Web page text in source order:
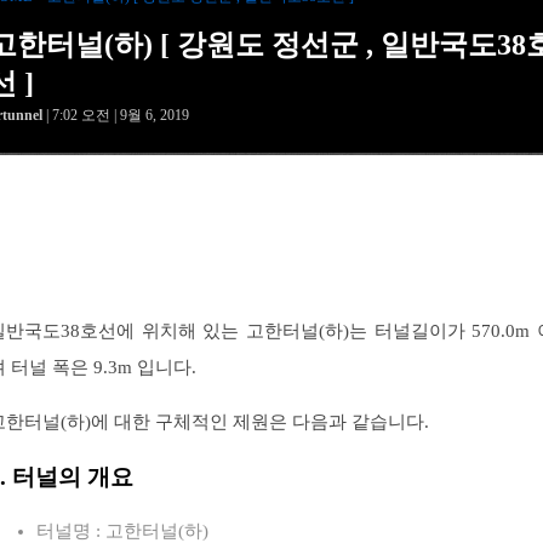
한터널(하) [ 강원도 정선군 , 일반국도38
]
| 7:02 오전 | 9월 6, 2019
반국도38호선에 위치해 있는 고한터널(하)는 터널길이가 570.0m
터널 폭은 9.3m 입니다.
한터널(하)에 대한 구체적인 제원은 다음과 같습니다.
터널의 개요
터널명 : 고한터널(하)